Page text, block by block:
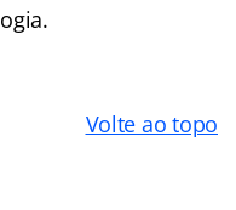
Volte ao topo